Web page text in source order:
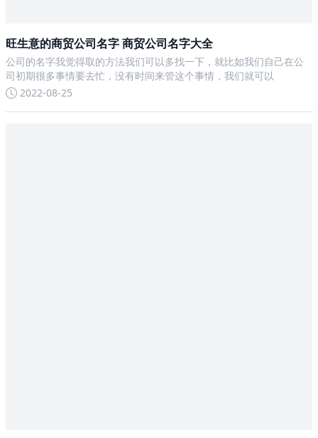
旺生意的商贸公司名字 商贸公司名字大全
公司的名字我觉得取的方法我们可以多找一下，就比如我们自己在公
司初期很多事情要去忙，没有时间来管这个事情，我们就可以
2022-08-25